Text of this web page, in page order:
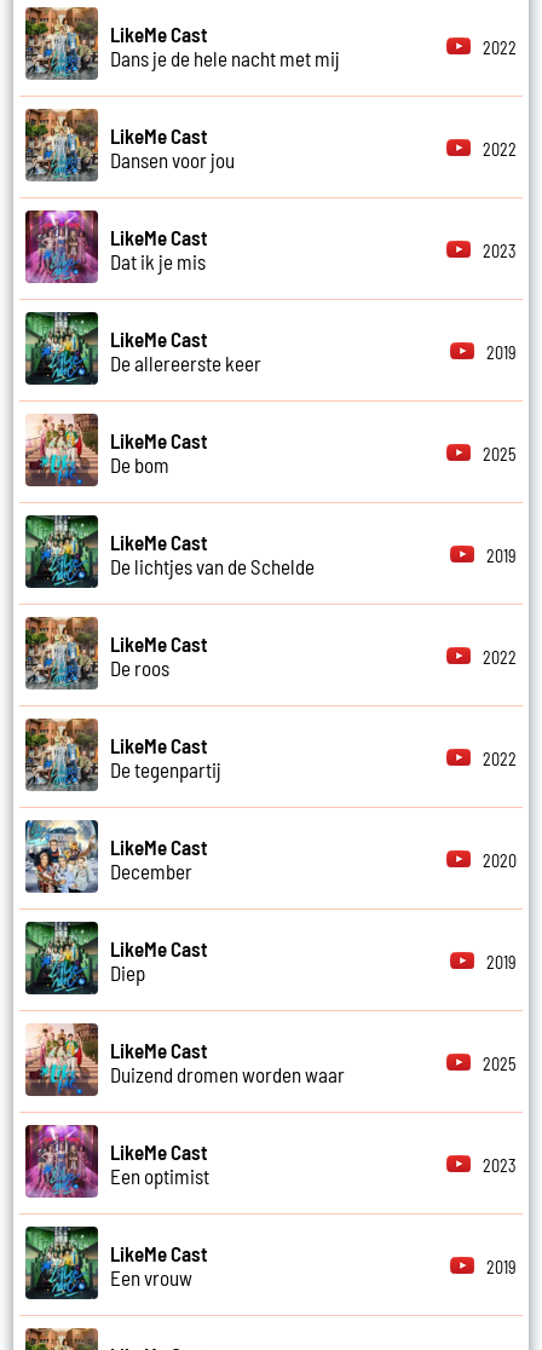
LikeMe Cast
Dans je de hele nacht met mij
2022
LikeMe Cast
Dansen voor jou
2022
LikeMe Cast
Dat ik je mis
2023
LikeMe Cast
De allereerste keer
2019
LikeMe Cast
De bom
2025
LikeMe Cast
De lichtjes van de Schelde
2019
LikeMe Cast
De roos
2022
LikeMe Cast
De tegenpartij
2022
LikeMe Cast
December
2020
LikeMe Cast
Diep
2019
LikeMe Cast
Duizend dromen worden waar
2025
LikeMe Cast
Een optimist
2023
LikeMe Cast
Een vrouw
2019